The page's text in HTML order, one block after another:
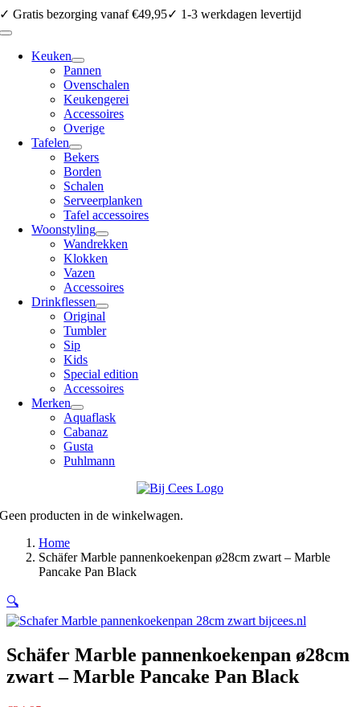
Ga
✓ Gratis bezorging vanaf €49,95✓ 1-3 werkdagen levertijd
Toggle
Navigation
Keuken
Pannen
Ovenschalen
Keukengerei
Accessoires
Overige
Tafelen
Bekers
Borden
Schalen
Serveerplanken
Tafel accessoires
Woonstyling
Wandrekken
Klokken
Vazen
Accessoires
Drinkflessen
Original
Tumbler
Sip
Kids
Special edition
Accessoires
Merken
Aquaflask
Cabanaz
Gusta
Puhlmann
Geen producten in de winkelwagen.
Home
Schäfer Marble pannenkoekenpan ø28cm zwart – Marble
Pancake Pan Black
🔍
Schäfer Marble pannenkoekenpan ø28cm
zwart – Marble Pancake Pan Black